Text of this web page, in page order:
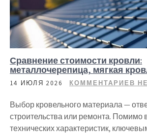
Сравнение стоимости кровли:
металлочерепица, мягкая
14 ИЮЛЯ 2026 КОММЕНТАРИЕВ
Выбор кровельного материала —
строительства или ремонта. Помимо
технических характеристик,